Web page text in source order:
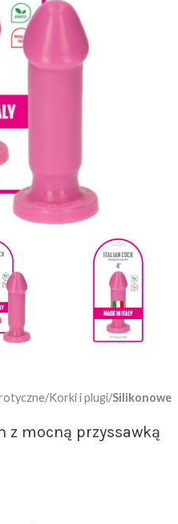
Korki i plugi Silikonowe
z mocną przyssawką